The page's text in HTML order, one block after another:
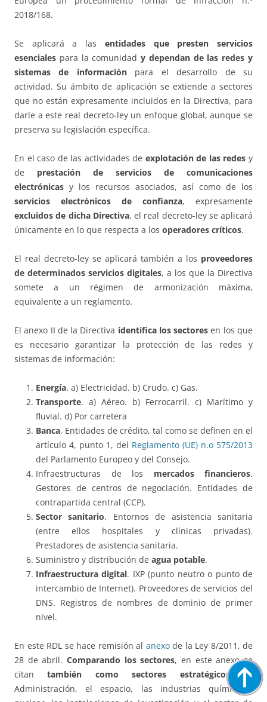
2018/168.
Se aplicará a las entidades que presten servicios
esenciales para la comunidad y dependan de las redes y
sistemas de información para el desarrollo de su
actividad. Su ámbito de aplicación se extiende a sectores
que no están expresamente incluidos en la Directiva, para
darle a este real decreto-ley un enfoque global, aunque se
preserva su legislación específica.
En el caso de las actividades de explotación de las redes y
de prestación de servicios de comunicaciones
electrónicas y los recursos asociados, así como de los
servicios electrónicos de confianza, expresamente
excluidos de dicha Directiva, el real decreto-ley se aplicará
únicamente en lo que respecta a los operadores críticos.
El real decreto-ley se aplicará también a los proveedores
de determinados servicios digitales, a los que la Directiva
somete a un régimen de armonización máxima,
equivalente a un reglamento.
El anexo II de la Directiva identifica los sectores en los que
es necesario garantizar la protección de las redes y
sistemas de información:
Energía. a) Electricidad. b) Crudo. c) Gas.
Transporte. a) Aéreo. b) Ferrocarril. c) Marítimo y
fluvial. d) Por carretera
Banca. Entidades de crédito, tal como se definen en el
artículo 4, punto 1, del Reglamento (UE) n.o 575/2013
del Parlamento Europeo y del Consejo.
Infraestructuras de los mercados financieros.
Gestores de centros de negociación. Entidades de
contrapartida central (CCP).
Sector sanitario. Entornos de asistencia sanitaria
(entre ellos hospitales y clínicas privadas).
Prestadores de asistencia sanitaria.
Suministro y distribución de agua potable.
Infraestructura digital. IXP (punto neutro o punto de
intercambio de Internet). Proveedores de servicios del
DNS. Registros de nombres de dominio de primer
nivel.
En este RDL se hace remisión al anexode la Ley 8/2011, de
28 de abril. Comparando los sectores, en este anexo se
citantambién como sectores estratégicos:la
Administración, el espacio, las industrias química y